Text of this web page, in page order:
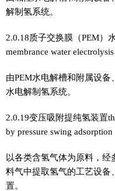
解制氢系统。
2.0.18质子交换膜（PEM）
membrance water
由PEM水电解槽和附属设
水电解制氢系统。
2.0.19变压吸附提纯氢装置
by pressure swing adsorption
以各类含氢气体为原料，
料气中提取氢气的工艺设备
置。